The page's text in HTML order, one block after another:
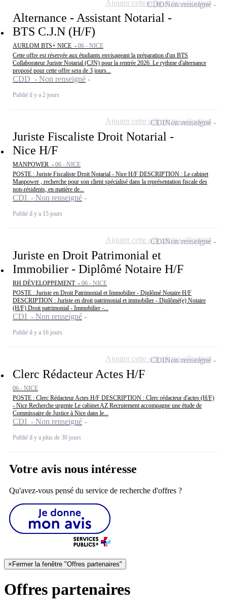
Alternance - Assistant Notarial -
BTS C.J.N (H/F)
AURLOM BTS+ NICE - 06 - NICE
Cette offre est réservée aux étudiants envisageant la préparation d'un BTS
Collaborateur Juriste Notarial (CJN) pour la rentrée 2026. Le rythme d'alternance
proposé pour cette offre sera de 3 jours...
CDD - Non renseigné
Publié il y a 2 jours
CDDNon renseigné
Ajouter cette offre à ma sélection
Juriste Fiscaliste Droit Notarial -
Nice H/F
MANPOWER - 06 - NICE
POSTE : Juriste Fiscaliste Droit Notarial - Nice H/F DESCRIPTION : Le cabinet
Manpower , recherche pour son client spécialisé dans la représentation fiscale des
non-résidents, en matière de...
CDI - Non renseigné
Publié il y a 15 jours
CDINon renseigné
Ajouter cette offre à ma sélection
Juriste en Droit Patrimonial et
Immobilier - Diplômé Notaire H/F
RH DÉVELOPPEMENT - 06 - NICE
POSTE : Juriste en Droit Patrimonial et Immobilier - Diplômé Notaire H/F
DESCRIPTION : Juriste en droit patrimonial et immobilier - Diplômé(e) Notaire
(H/F) Droit patrimonial - Immobilier -...
CDI - Non renseigné
Publié il y a 16 jours
CDINon renseigné
Ajouter cette offre à ma sélection
Clerc Rédacteur Actes H/F
06 - NICE
POSTE : Clerc Rédacteur Actes H/F DESCRIPTION : Clerc rédacteur d'actes (H/F)
- Nice Recherche urgente Le cabinet AZ Recrutement accompagne une étude de
Commissaire de Justice à Nice dans le...
CDI - Non renseigné
Publié il y a plus de 30 jours
CDINon renseigné
Ajouter cette offre à ma sélection
Votre avis nous intéresse
Qu'avez-vous pensé du service de recherche d'offres ?
× Fermer la fenêtre "Offres partenaires"
Offres partenaires